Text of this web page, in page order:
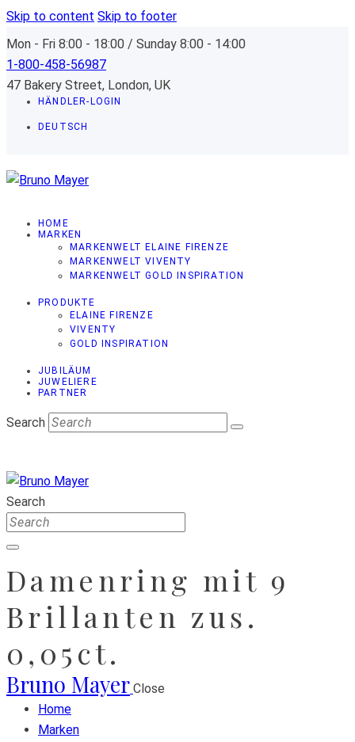
Skip to content Skip to footer
Mon - Fri 8:00 - 18:00 / Sunday 8:00 - 14:00
1-800-458-56987
47 Bakery Street, London, UK
HÄNDLER-LOGIN
DEUTSCH
HOME
MARKEN
MARKENWELT ELAINE FIRENZE
MARKENWELT VIVENTY
MARKENWELT GOLD INSPIRATION
PRODUKTE
ELAINE FIRENZE
VIVENTY
GOLD INSPIRATION
JUBILÄUM
JUWELIERE
PARTNER
Search
Search
Damenring mit 9
Brillanten zus.
0,05ct.
Bruno Mayer Close
Home
Marken